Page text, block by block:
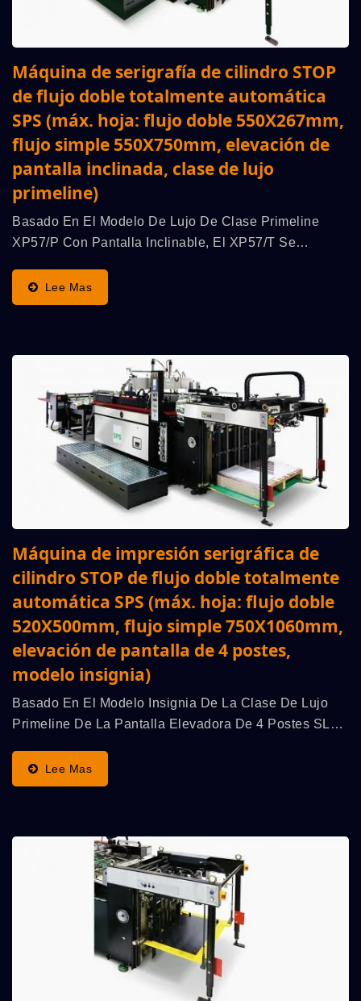
Máquina de serigrafía de cilindro STOP
de flujo doble totalmente automática
SPS (máx. hoja: flujo doble 550X267mm,
flujo simple 550X750mm, elevación de
pantalla inclinada, clase de lujo
primeline)
Basado En El Modelo De Lujo De Clase Primeline
XP57/p Con Pantalla Inclinable, El XP57/t Se
Con Flujo Doble/individual (/t), Ofrece Un
Rendimiento Y Adaptabilidad...
Lee Mas
Máquina de impresión serigráfica de
cilindro STOP de flujo doble totalmente
automática SPS (máx. hoja: flujo doble
520X500mm, flujo simple 750X1060mm,
elevación de pantalla de 4 postes,
modelo insignia)
Basado En El Modelo Insignia De La Clase De Lujo
Primeline De La Pantalla Elevadora De 4 Postes SL71,
Único Compatible Con Flujo Doble/individual (/t),
Ofrece...
Lee Mas